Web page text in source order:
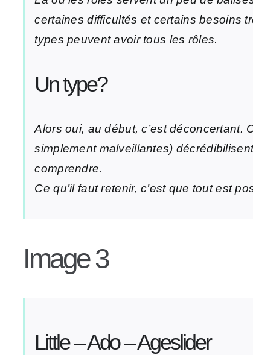
certaines difficultés et certains besoins
types peuvent avoir tous les rôles.
Un type?
Alors oui, au début, c’est déconcertant.
simplement malveillantes)
comprendre.
Ce qu’il faut retenir, c’est que tout est
Image 3
Little – Ado – Ageslider